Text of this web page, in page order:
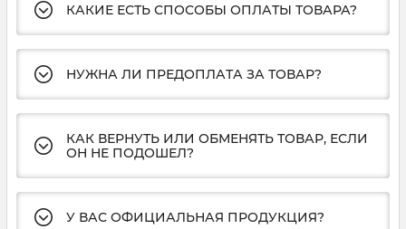
КАКИЕ ЕСТЬ СПОСОБЫ ОПЛАТЫ ТОВАРА?
НУЖНА ЛИ ПРЕДОПЛАТА ЗА ТОВАР?
КАК ВЕРНУТЬ ИЛИ ОБМЕНЯТЬ ТОВАР, ЕСЛИ
ОН НЕ ПОДОШЕЛ?
У ВАС ОФИЦИАЛЬНАЯ ПРОДУКЦИЯ?